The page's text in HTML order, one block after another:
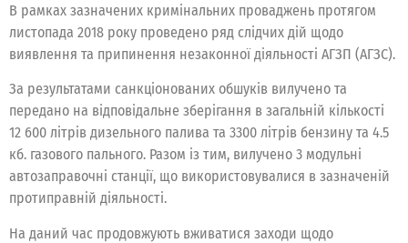
В рамках зазначених кримінальних проваджень протягом
листопада 2018 року проведено ряд слідчих дій щодо
виявлення та припинення незаконної діяльності АГЗП (АГЗС).
За результатами санкціонованих обшуків вилучено та
передано на відповідальне зберігання в загальній кількості
12 600 літрів дизельного палива та 3300 літрів бензину та 4.5
кб. газового пального. Разом із тим, вилучено 3 модульні
автозаправочні станції, що використовувалися в зазначеній
протиправній діяльності.
На даний час продовжують вживатися заходи щодо